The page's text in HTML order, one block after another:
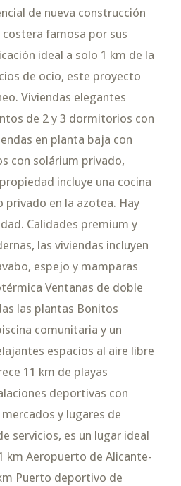
de nueva construcción
famosa por sus
ideal a solo 1 km de la
de ocio, este proyecto
Viviendas elegantes
de 2 y 3 dormitorios con
en planta baja con
con solárium privado,
incluye una cocina
en la azotea. Hay
Calidades premium y
las viviendas incluyen
espejo y mamparas
Ventanas de doble
las plantas Bonitos
comunitaria y un
espacios al aire libre
11 km de playas
deportivas con
y lugares de
servicios, es un lugar ideal
km Aeropuerto de Alicante-
Puerto deportivo de